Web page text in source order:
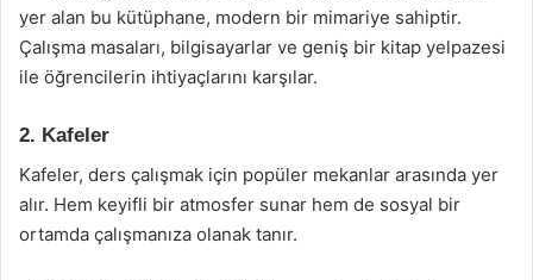
yer alan bu kütüphane, modern bir mimariye sahiptir.
Çalışma masaları, bilgisayarlar ve geniş bir kitap yelpazesi
ile öğrencilerin ihtiyaçlarını karşılar.
2. Kafeler
Kafeler, ders çalışmak için popüler mekanlar arasında yer
alır. Hem keyifli bir atmosfer sunar hem de sosyal bir
ortamda çalışmanıza olanak tanır.